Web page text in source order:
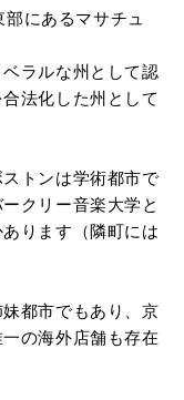
にあるマサチュ
ラルな州として認
法化した州として
トンは学術都市で
クリー音楽大学と
ります（隣町には
都市でもあり、京
の海外店舗も存在